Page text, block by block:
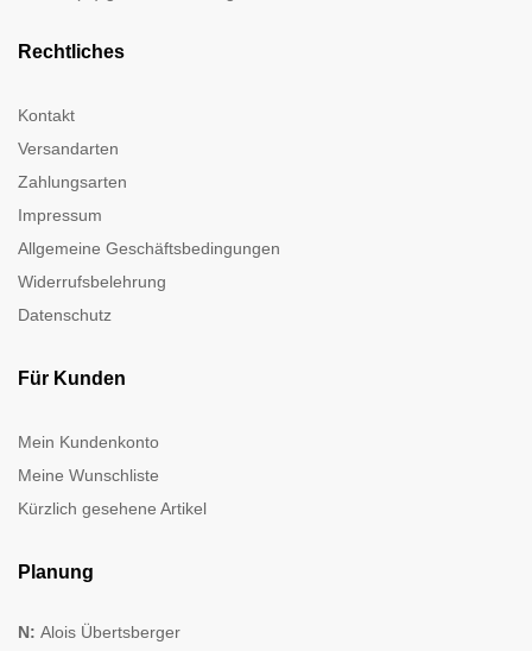
Rechtliches
Kontakt
Versandarten
Zahlungsarten
Impressum
Allgemeine Geschäftsbedingungen
Widerrufsbelehrung
Datenschutz
Für Kunden
Mein Kundenkonto
Meine Wunschliste
Kürzlich gesehene Artikel
Planung
N: Alois Übertsberger